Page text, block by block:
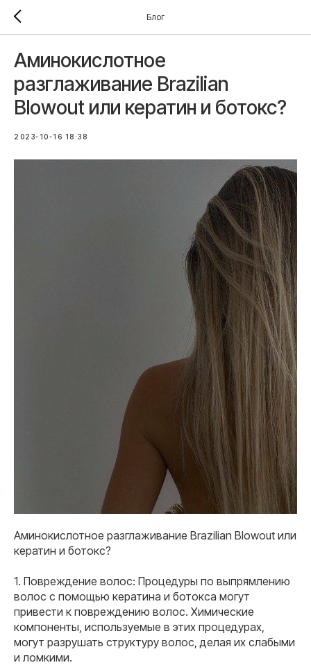
Блог
Аминокислотное
разглаживание Brazilian
Blowout или кератин и ботокс?
2023-10-16 18:38
Аминокислотное разглаживание Brazilian Blowout или
кератин и ботокс?
1. Повреждение волос: Процедуры по выпрямлению
волос с помощью кератина и ботокса могут
привести к повреждению волос. Химические
компоненты, используемые в этих процедурах,
могут разрушать структуру волос, делая их слабыми
и ломкими.